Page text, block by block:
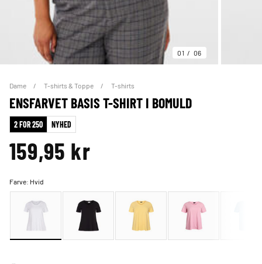
01 06
Dame T-shirts & Toppe T-shirts
ENSFARVET BASIS T-SHIRT I BOMULD
2 FOR 250 NYHED
159,95 kr
Farve: Hvid